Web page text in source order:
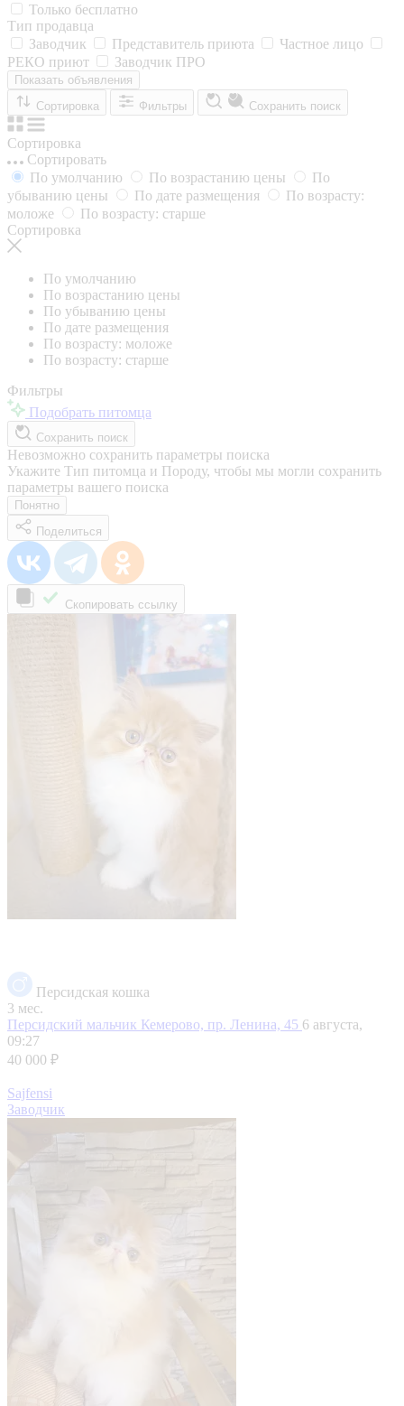
Только бесплатно
Тип продавца
Заводчик
Представитель приюта
Частное лицо
РЕКО приют
Заводчик ПРО
Показать объявления
Сортировка
Фильтры Сохранить поиск
Сортировка
Сортировать
По умолчанию
По возрастанию цены
По
убыванию цены
По дате размещения
По возрасту:
моложе
По возрасту: старше
Сортировка
По умолчанию
По возрастанию цены
По убыванию цены
По дате размещения
По возрасту: моложе
По возрасту: старше
Фильтры
Подобрать питомца
Сохранить поиск
Невозможно сохранить параметры поиска
Укажите Тип питомца и Породу, чтобы мы могли сохранить
параметры вашего поиска
Понятно
Поделиться
Скопировать ссылку
Персидская кошка
3 мес.
Персидский мальчик Кемерово, пр. Ленина, 45 6 августа,
09:27
40 000 ₽
Sajfensi
Заводчик